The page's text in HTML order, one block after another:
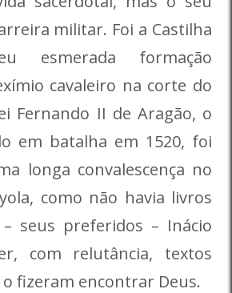
militar. Foi a Castilha
esmerada formação
cavaleiro na corte do
Fernando II de Aragão, o
em batalha em 1520, foi
longa convalescença no
como não havia livros
– seus preferidos – Inácio
com relutância, textos
fizeram encontrar Deus.